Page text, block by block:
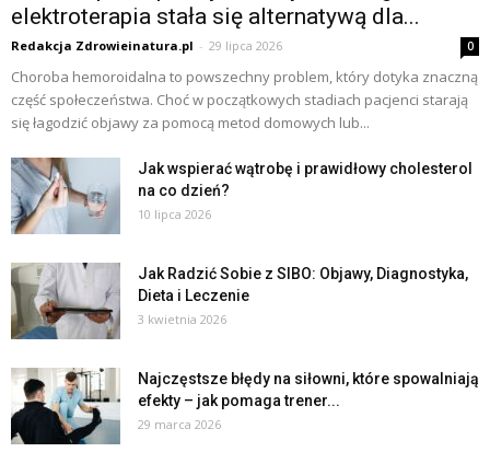
elektroterapia stała się alternatywą dla...
Redakcja Zdrowieinatura.pl - 29 lipca 2026 0
Choroba hemoroidalna to powszechny problem, który dotyka znaczną
część społeczeństwa. Choć w początkowych stadiach pacjenci starają
się łagodzić objawy za pomocą metod domowych lub...
Jak wspierać wątrobę i prawidłowy cholesterol
na co dzień?
10 lipca 2026
Jak Radzić Sobie z SIBO: Objawy, Diagnostyka,
Dieta i Leczenie
3 kwietnia 2026
Najczęstsze błędy na siłowni, które spowalniają
efekty – jak pomaga trener...
29 marca 2026